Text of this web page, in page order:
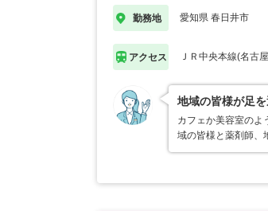
勤務地 愛知県 春日井市
アクセス ＪＲ中央本線(名古
地域の皆様が足
カフェか美容室のよ
域の皆様と薬剤師、